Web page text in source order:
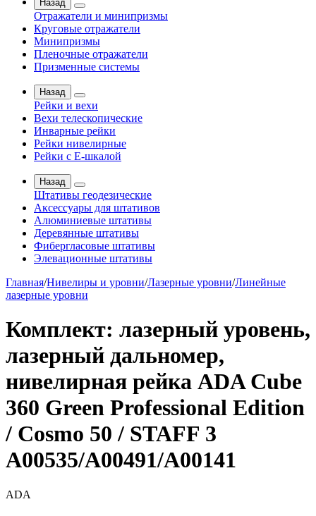
Назад
Отражатели и минипризмы
Круговые отражатели
Минипризмы
Пленочные отражатели
Призменные системы
Назад
Рейки и вехи
Вехи телескопические
Инварные рейки
Рейки нивелирные
Рейки с Е-шкалой
Назад
Штативы геодезические
Аксессуары для штативов
Алюминиевые штативы
Деревянные штативы
Фибергласовые штативы
Элевационные штативы
Главная/Нивелиры и уровни/Лазерные уровни/Линейные
лазерные уровни
Комплект: лазерный уровень,
лазерный дальномер,
нивелирная рейка ADA Cube
360 Green Professional Edition
/ Cosmo 50 / STAFF 3
A00535/A00491/A00141
ADA